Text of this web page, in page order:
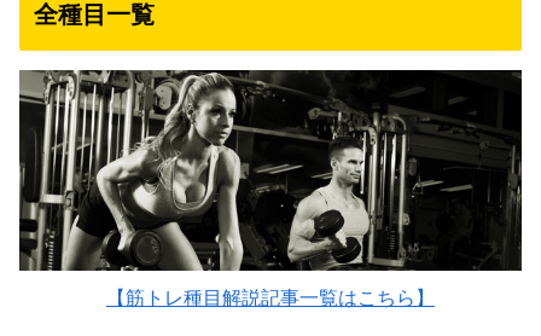
全種目一覧
【筋トレ種目解説記事一覧はこちら】